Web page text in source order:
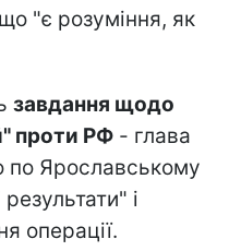
"є розуміння, як
завдання щодо
проти РФ - глава
Ярославському
і
операції.